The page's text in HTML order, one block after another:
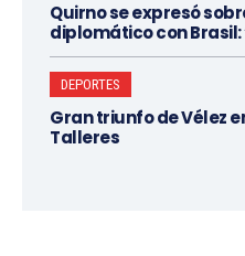
Quirno se expresó
diplomático con
DEPORTES
Gran triunfo de Vélez
Talleres